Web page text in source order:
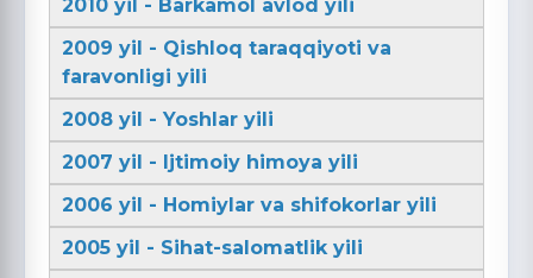
2010 yil - Barkamol avlod yili
2009 yil - Qishloq taraqqiyoti va
faravonligi yili
2008 yil - Yoshlar yili
2007 yil - Ijtimoiy himoya yili
2006 yil - Homiylar va shifokorlar yili
2005 yil - Sihat-salomatlik yili